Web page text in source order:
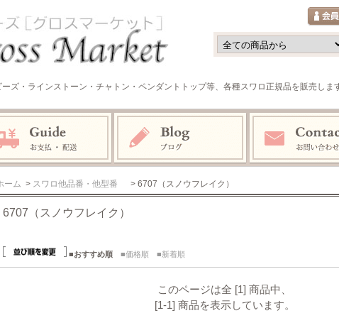
ズ・ラインストーン・チャトン・ペンダントトップ等、各種スワロ正規品を販売しま
ーム > スワロ他品番・他型番 > 6707（スノウフレイク）
6707（スノウフレイク）
■おすすめ順 ■価格順 ■新着順
このページは全 [1] 商品中、
[1-1] 商品を表示しています。